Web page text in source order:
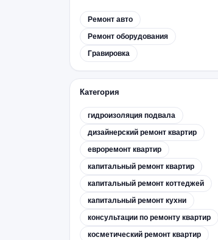
Ремонт авто
Ремонт оборудования
Гравировка
Категория
гидроизоляция подвала
дизайнерский ремонт квартир
евроремонт квартир
капитальный ремонт квартир
капитальный ремонт коттеджей
капитальный ремонт кухни
консультации по ремонту квартир
косметический ремонт квартир